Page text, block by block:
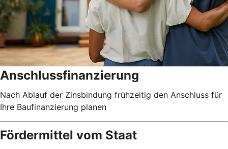
Anschlussfinanzierung
Nach Ablauf der Zinsbindung frühzeitig den Anschluss für
Ihre Baufinanzierung planen
Fördermittel vom Staat